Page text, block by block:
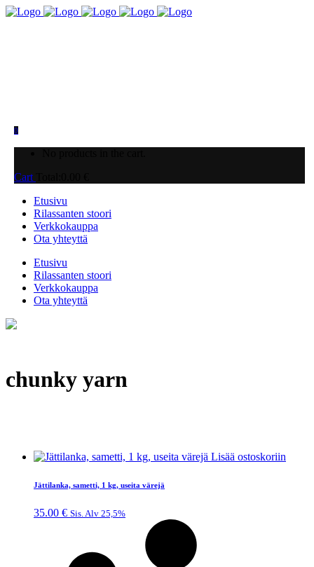
0
Cart
Etusivu
Rilassanten stoori
Verkkokauppa
Ota yhteyttä
Etusivu
Rilassanten stoori
Verkkokauppa
Ota yhteyttä
chunky yarn
Lisää ostoskoriin
Jättilanka, sametti, 1 kg, useita värejä
35.00 € Sis. Alv 25,5%